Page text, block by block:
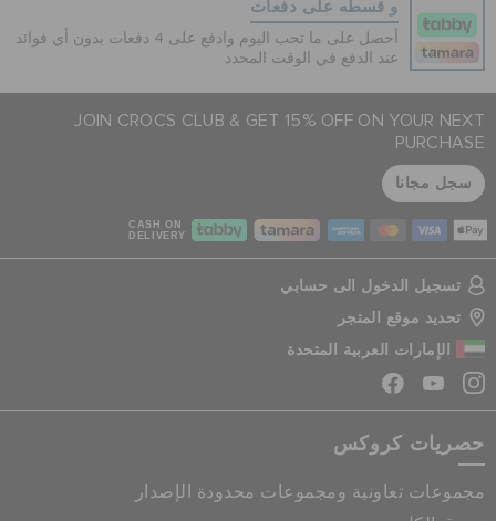
و قسطه على دفعات
أحصل على ما تحب اليوم وادفع على 4 دفعات بدون أي فوائد
عند الدفع في الوقت المحدد
JOIN CROCS CLUB & GET 15% OFF ON YOUR NEXT
PURCHASE
سجل مجانا
CASH ON
DELIVERY
تسجيل الدخول الى حسابي
تحديد موقع المتجر
الإمارات العربية المتحدة
حصريات كروكس
مجموعات تعاونية ومجموعات محدودة الإصدار